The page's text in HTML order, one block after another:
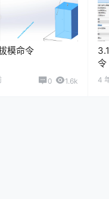
模命令
0 1.6k
令
4